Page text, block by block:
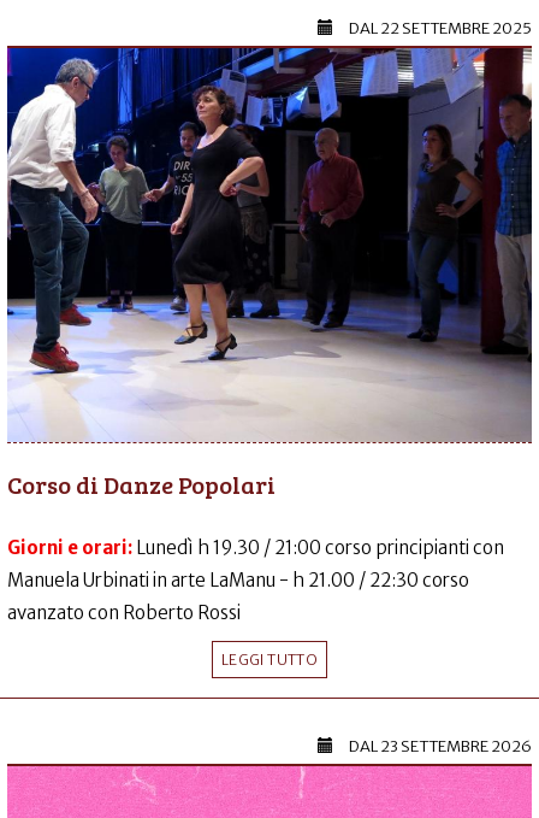
DAL22 SETTEMBRE 2025
Corso di Danze Popolari
Giorni e orari: Lunedì h 19.30 / 21:00 corso principianti con
Manuela Urbinati in arte LaManu - h 21.00 / 22:30 corso
avanzato con Roberto Rossi
LEGGI TUTTO
DAL23 SETTEMBRE 2026